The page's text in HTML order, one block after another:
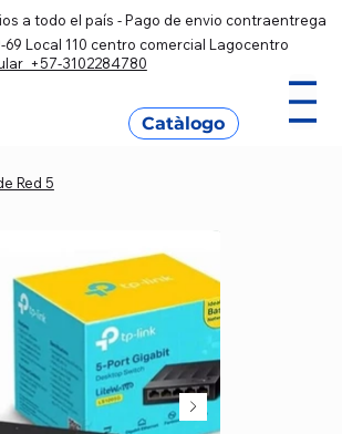
a todo el país - Pago de envio contraentrega
69 Local 110 centro comercial Lagocentro
+57-3102284780
Catàlogo
Red 5